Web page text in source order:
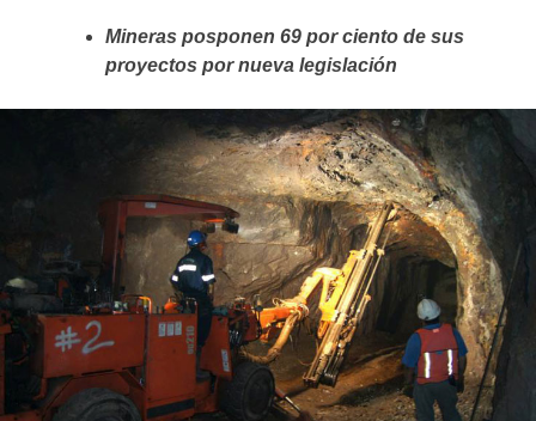
Mineras posponen 69 por ciento de sus
proyectos por nueva legislación